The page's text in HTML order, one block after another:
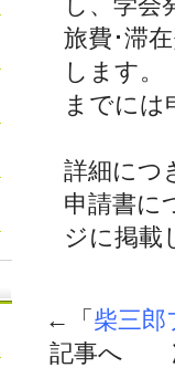
旅費･滞
します。
までには
詳細につ
申請書に
ジに掲載
←「 柴三
記事へ